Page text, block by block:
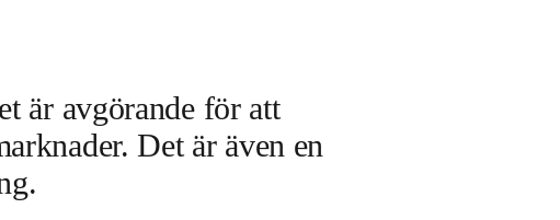
är avgörande för att
Det är även en